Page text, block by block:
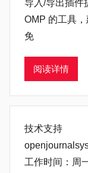
导入/导出插件
OMP 的工具
免
阅读详情
技术支持
工作时间：周